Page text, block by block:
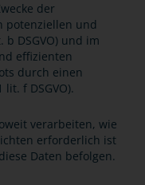
der
potenziellen und
DSGVO) und im
effizienten
durch einen
f DSGVO).
verarbeiten, wie
erforderlich ist
Daten befolgen.